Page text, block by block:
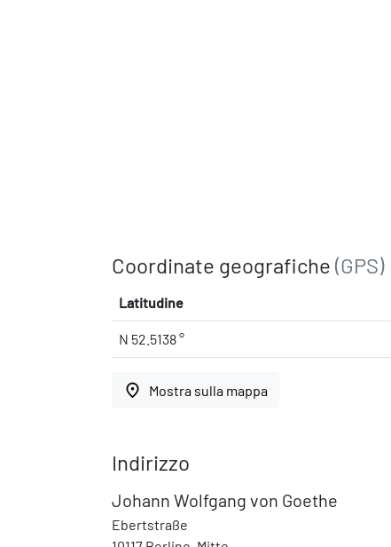
Coordinate geografiche (GPS)
Latitudine
N 52.5138 °
place Mostra sulla mappa
Indirizzo
Johann Wolfgang von Goethe
Ebertstraße